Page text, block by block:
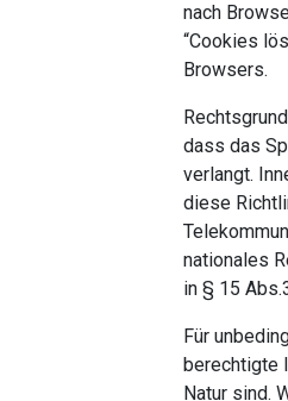
nach
“Cookies
Browsers.
dass das
verlangt.
diese
nationales
in § 15
Für
berechtigte
Natur sind.